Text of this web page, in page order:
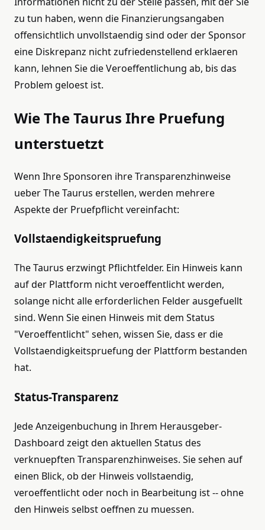
zu tun haben, wenn die Finanzierungsangaben
offensichtlich unvollstaendig sind oder der Sponsor
eine Diskrepanz nicht zufriedenstellend erklaeren
kann, lehnen Sie die Veroeffentlichung ab, bis das
Problem geloest ist.
Wie The Taurus Ihre Pruefung
unterstuetzt
Wenn Ihre Sponsoren ihre Transparenzhinweise
ueber The Taurus erstellen, werden mehrere
Aspekte der Pruefpflicht vereinfacht:
Vollstaendigkeitspruefung
The Taurus erzwingt Pflichtfelder. Ein Hinweis kann
auf der Plattform nicht veroeffentlicht werden,
solange nicht alle erforderlichen Felder ausgefuellt
sind. Wenn Sie einen Hinweis mit dem Status
"Veroeffentlicht" sehen, wissen Sie, dass er die
Vollstaendigkeitspruefung der Plattform bestanden
hat.
Status-Transparenz
Jede Anzeigenbuchung in Ihrem Herausgeber-
Dashboard zeigt den aktuellen Status des
verknuepften Transparenzhinweises. Sie sehen auf
einen Blick, ob der Hinweis vollstaendig,
veroeffentlicht oder noch in Bearbeitung ist -- ohne
den Hinweis selbst oeffnen zu muessen.